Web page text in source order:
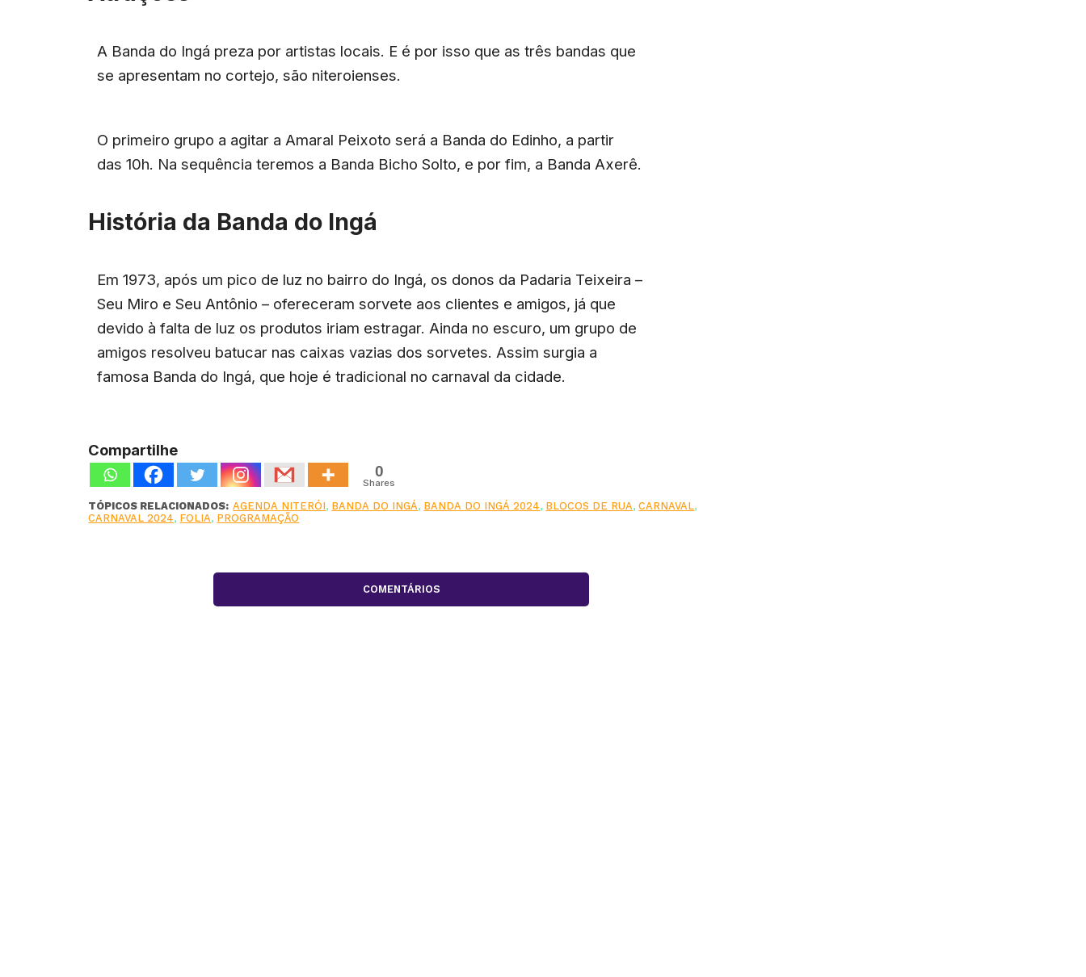
A Banda do Ingá preza por artistas locais. E é por isso que as três bandas que
se apresentam no cortejo, são niteroienses.
O primeiro grupo a agitar a Amaral Peixoto será a Banda do Edinho, a partir
das 10h. Na sequência teremos a Banda Bicho Solto, e por fim, a Banda Axerê.
História da Banda do Ingá
Em 1973, após um pico de luz no bairro do Ingá, os donos da Padaria Teixeira –
Seu Miro e Seu Antônio – ofereceram sorvete aos clientes e amigos, já que
devido à falta de luz os produtos iriam estragar. Ainda no escuro, um grupo de
amigos resolveu batucar nas caixas vazias dos sorvetes. Assim surgia a
famosa Banda do Ingá, que hoje é tradicional no carnaval da cidade.
Compartilhe
0
Shares
TÓPICOS RELACIONADOS: AGENDA NITERÓI, BANDA DO INGÁ, BANDA DO INGÁ 2024, BLOCOS DE RUA,CARNAVAL,
CARNAVAL 2024, FOLIA, PROGRAMAÇÃO
COMENTÁRIOS